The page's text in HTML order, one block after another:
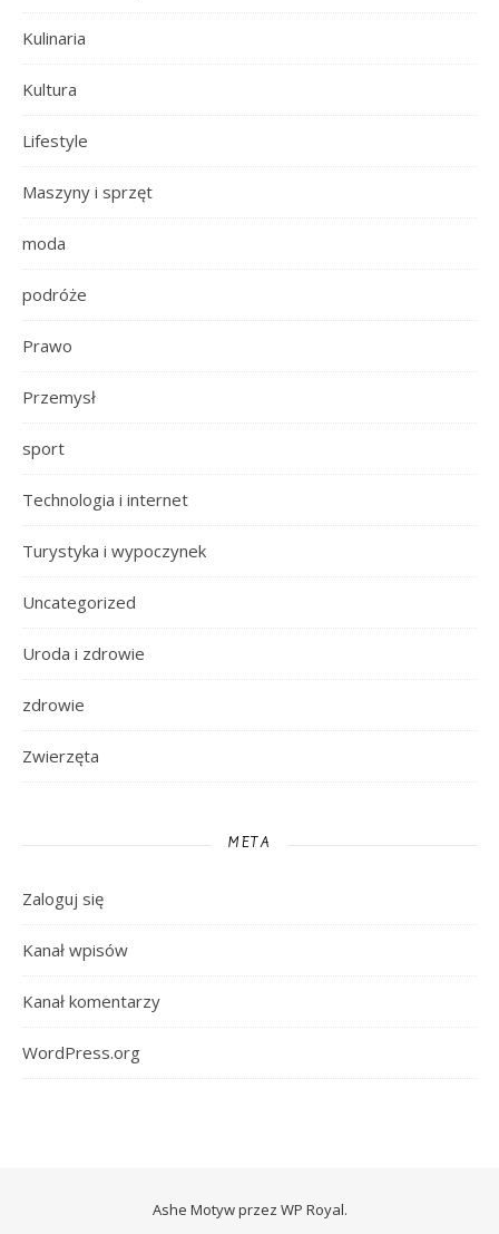
Kulinaria
Kultura
Lifestyle
Maszyny i sprzęt
moda
podróże
Prawo
Przemysł
sport
Technologia i internet
Turystyka i wypoczynek
Uncategorized
Uroda i zdrowie
zdrowie
Zwierzęta
META
Zaloguj się
Kanał wpisów
Kanał komentarzy
WordPress.org
Ashe Motyw przez WP Royal.